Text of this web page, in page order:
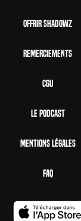
Offrir Shadowz
Remerciements
CGU
Le Podcast
Mentions Légales
FAQ